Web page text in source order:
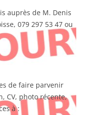
auprès de M. Denis
079 297 53 47 ou
de faire parvenir
CV, photo récente,
à :